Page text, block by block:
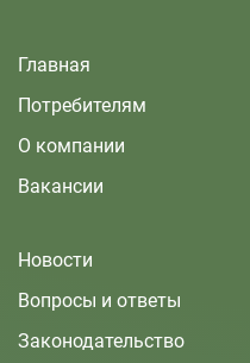
Главная
Потребителям
О компании
Вакансии
Новости
Вопросы и ответы
Законодательство